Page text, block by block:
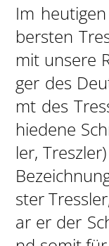
Im
bersten
mit unsere
ger des
mt des
hiedene
ler,
ster
ar er der